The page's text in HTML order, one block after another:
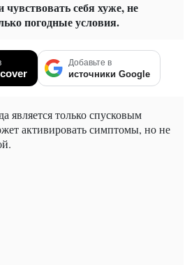
себя хуже, не
погодные условия.
Добавьте в
источники Google
является только спусковым
активировать симптомы, но не